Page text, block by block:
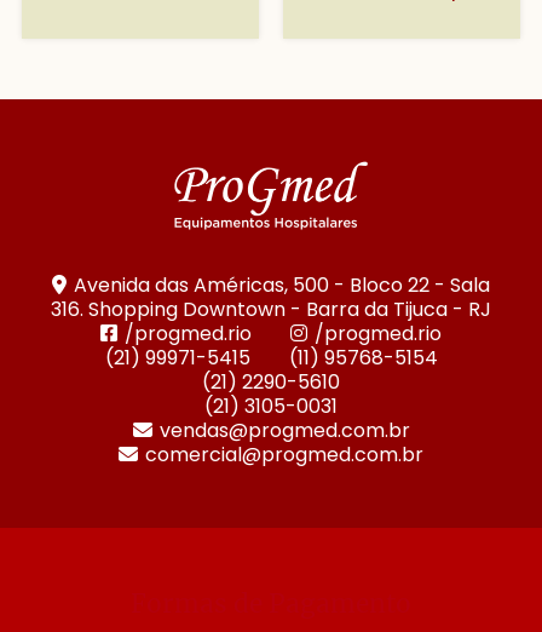
Avenida das Américas, 500 - Bloco 22 - Sala
316. Shopping Downtown - Barra da Tijuca - RJ
/progmed.rio
/progmed.rio
(21) 99971-5415
(11) 95768-5154
(21) 2290-5610
(21) 3105-0031
vendas@progmed.com.br
comercial@progmed.com.br